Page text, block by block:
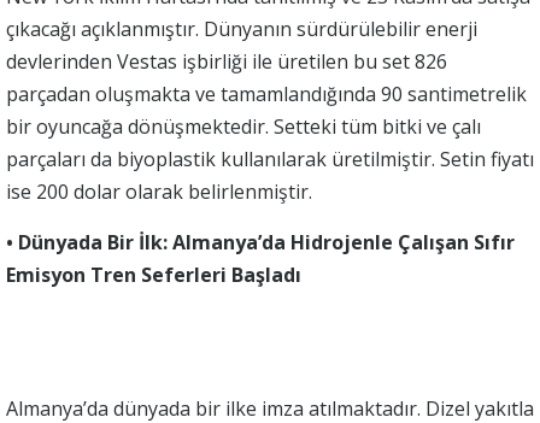
çıkacağı açıklanmıştır. Dünyanın sürdürülebilir enerji
devlerinden Vestas işbirliği ile üretilen bu set 826
parçadan oluşmakta ve tamamlandığında 90 santimetrelik
bir oyuncağa dönüşmektedir. Setteki tüm bitki ve çalı
parçaları da biyoplastik kullanılarak üretilmiştir. Setin fiyatı
ise 200 dolar olarak belirlenmiştir.
• Dünyada Bir İlk: Almanya’da Hidrojenle Çalışan Sıfır
Emisyon Tren Seferleri Başladı
Almanya’da dünyada bir ilke imza atılmaktadır. Dizel yakıtla